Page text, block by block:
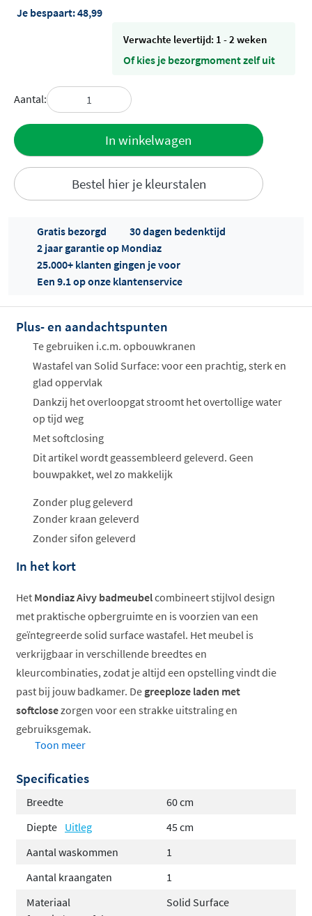
Je bespaart:48,99
Verwachte levertijd: 1 - 2 weken
Of kies je bezorgmoment zelf uit
Aantal:
In winkelwagen
Bestel hier je kleurstalen
Offertes
Gratis bezorgd
30 dagen bedenktijd
2 jaar garantie op Mondiaz
25.000+ klanten gingen je voor
Een 9.1 op onze klantenservice
Plus- en aandachtspunten
Te gebruiken i.c.m. opbouwkranen
Wastafel van Solid Surface: voor een prachtig, sterk en
glad oppervlak
Dankzij het overloopgat stroomt het overtollige water
op tijd weg
Met softclosing
Dit artikel wordt geassembleerd geleverd. Geen
bouwpakket, wel zo makkelijk
Zonder plug geleverd
Zonder kraan geleverd
Zonder sifon geleverd
In het kort
Het Mondiaz Aivy badmeubelcombineert stijlvol design
met praktische opbergruimte en is voorzien van een
geïntegreerde solid surface wastafel. Het meubel is
verkrijgbaar in verschillende breedtes en
kleurcombinaties, zodat je altijd een opstelling vindt die
past bij jouw badkamer. De greeploze laden met
softclosezorgen voor een strakke uitstraling en
gebruiksgemak.
Solid surface wastafel inclusief
Twee laden met softclose
Wandmontage
Solid surface wastafel voor een luxe
uitstraling
Toon meer
Specificaties
Breedte
60 cm
Diepte Uitleg
45 cm
Aantal waskommen
1
Aantal kraangaten
1
Materiaal
Solid Surface